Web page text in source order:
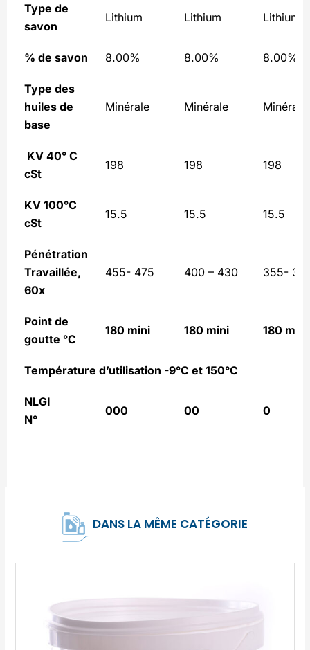
Type de
savon
Lithium Lithium Lithium
% de savon 8.00% 8.00% 8.00%
Type des
huiles de
base
Minérale Minérale Minérale
KV 40° C
cSt
198 198 198
KV 100°C
cSt
15.5 15.5 15.5
Pénétration
Travaillée,
60x
455- 475 400 – 430 355-
Point de
goutte °C
180 mini 180 mini 180 mini
Température d’utilisation -9°C et 150°C
NLGI
N°
000 00 0
DANS LA MÊME CATÉGORIE